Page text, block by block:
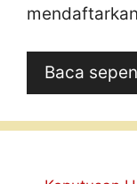
Baca